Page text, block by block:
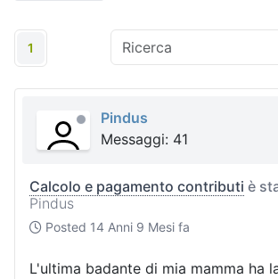
1
Pindus
Messaggi: 41
Calcolo e pagamento contributi è
Pindus
Posted 14 Anni 9 Mesi fa
L'ultima badante di mia mamma ha